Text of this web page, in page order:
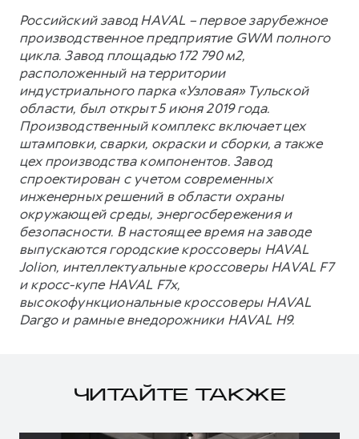
Российский завод HAVAL – первое зарубежное
производственное предприятие GWM полного
цикла. Завод площадью 172 790 м2,
расположенный на территории
индустриального парка «Узловая» Тульской
области, был открыт 5 июня 2019 года.
Производственный комплекс включает цех
штамповки, сварки, окраски и сборки, а также
цех производства компонентов. Завод
спроектирован с учетом современных
инженерных решений в области охраны
окружающей среды, энергосбережения и
безопасности. В настоящее время на заводе
выпускаются городские кроссоверы HAVAL
Jolion, интеллектуальные кроссоверы HAVAL F7
и кросс-купе HAVAL F7x,
высокофункциональные кроссоверы HAVAL
Dargo и рамные внедорожники HAVAL H9.
ЧИТАЙТЕ ТАКЖЕ